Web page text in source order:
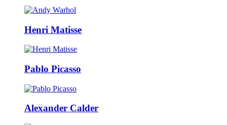
Henri Matisse
Pablo Picasso
Alexander Calder